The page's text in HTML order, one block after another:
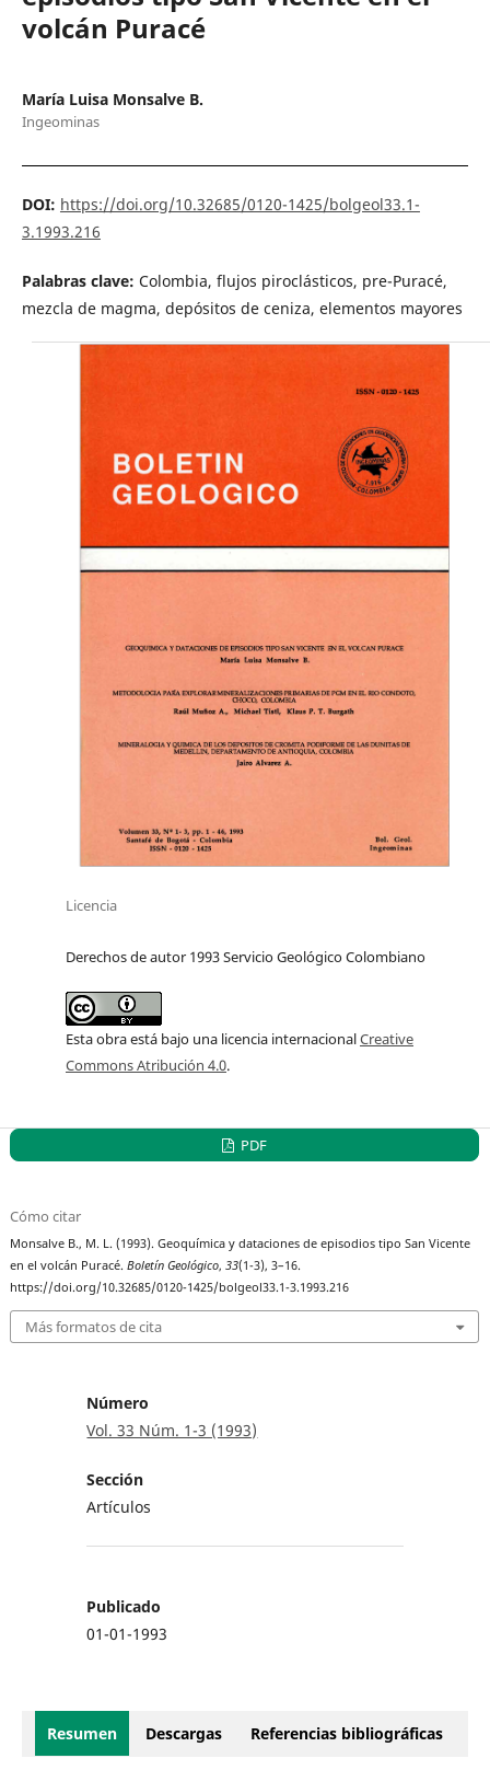
volcán Puracé
María Luisa Monsalve B.
Ingeominas
DOI: https://doi.org/10.32685/0120-1425/bolgeol33.1-
3.1993.216
Palabras clave: Colombia, flujos piroclásticos, pre-Puracé,
mezcla de magma, depósitos de ceniza, elementos mayores
Licencia
Derechos de autor 1993 Servicio Geológico Colombiano
Esta obra está bajo una licencia internacionalCreative
Commons Atribución 4.0.
PDF
Cómo citar
Monsalve B., M. L. (1993). Geoquímica y dataciones de episodios tipo San Vicente
en el volcán Puracé.Boletín Geológico,33(1-3), 3–16.
https://doi.org/10.32685/0120-1425/bolgeol33.1-3.1993.216
Más formatos de cita
Número
Vol. 33 Núm. 1-3 (1993)
Sección
Artículos
Publicado
01-01-1993
Resumen Descargas Referencias bibliográficas